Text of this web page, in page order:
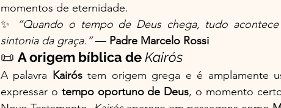
momentos de eternidade.
✨
“Quando o tempo de Deus chega, tudo
sintonia da graça.” — Padre Marcelo Rossi
📜 A origem bíblica de Kairós
A palavra Kairós tem origem grega e é amplamente
expressar o tempo oportuno de Deus, o momento